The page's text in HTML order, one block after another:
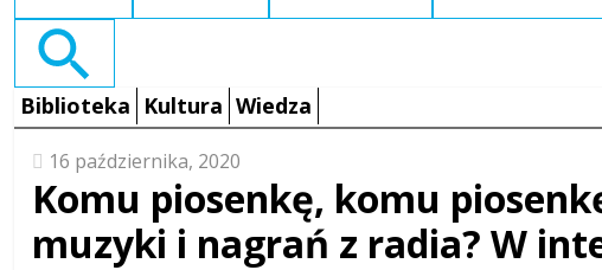
Search
Biblioteka Kultura Wiedza
16 października, 2020
Komu piosenkę, komu
muzyki i nagrań z radia? W